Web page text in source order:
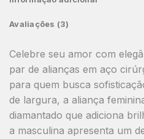
Avaliações (3)
Celebre seu amor com
par de alianças em aço
para quem busca
de largura, a aliança
diamantado que adiciona
a masculina apresenta um